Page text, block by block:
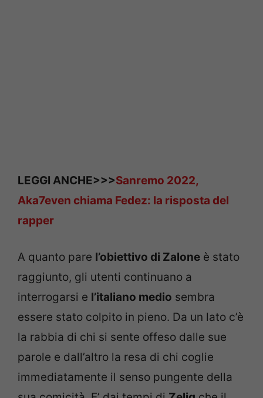
LEGGI ANCHE>>>Sanremo 2022,
Aka7even chiama Fedez: la risposta del
rapper
A quanto pare l’obiettivo di Zalone è stato
raggiunto, gli utenti continuano a
interrogarsi e l’italiano medio sembra
essere stato colpito in pieno. Da un lato c’è
la rabbia di chi si sente offeso dalle sue
parole e dall’altro la resa di chi coglie
immediatamente il senso pungente della